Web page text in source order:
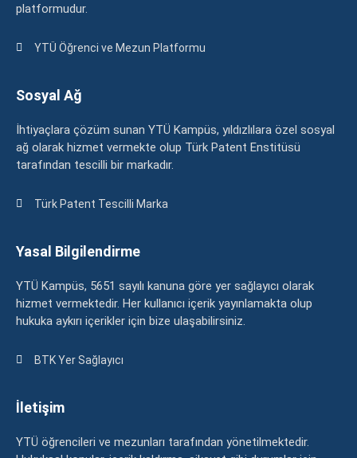
platformudur.
YTÜ Öğrenci ve Mezun Platformu
Sosyal Ağ
İhtiyaçlara çözüm sunan YTÜ Kampüs, yıldızlılara özel sosyal
ağ olarak hizmet vermekte olup Türk Patent Enstitüsü
tarafından tescilli bir markadır.
Türk Patent Tescilli Marka
Yasal Bilgilendirme
YTÜ Kampüs, 5651 sayılı kanuna göre yer sağlayıcı olarak
hizmet vermektedir. Her kullanıcı içerik yayınlamakta olup
hukuka aykırı içerikler için bize ulaşabilirsiniz.
BTK Yer Sağlayıcı
İletişim
YTÜ öğrencileri ve mezunları tarafından yönetilmektedir.